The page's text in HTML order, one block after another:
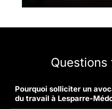
Pourquoi solliciter un
du travail à Lesparre-